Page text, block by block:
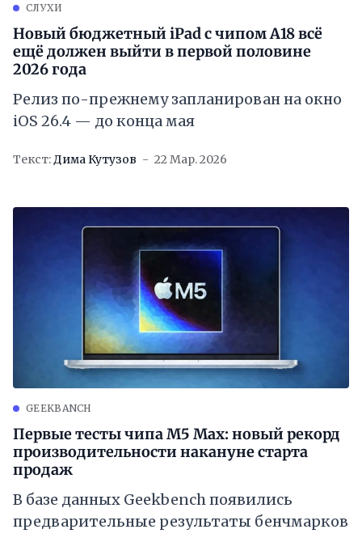
СЛУХИ
Новый бюджетный iPad с чипом A18 всё
ещё должен выйти в первой половине
2026 года
Релиз по-прежнему запланирован на окно
iOS 26.4 — до конца мая
Текст:Дима Кутузов 22 Мар. 2026
GEEKBANCH
Первые тесты чипа M5 Max: новый рекорд
производительности накануне старта
продаж
В базе данных Geekbench появились
предварительные результаты бенчмарков